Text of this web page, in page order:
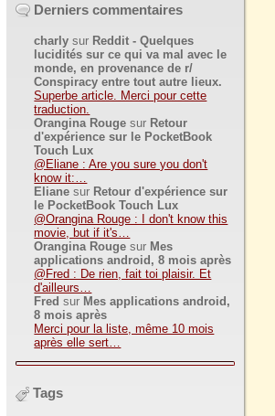
Derniers commentaires
charly sur Reddit - Quelques
lucidités sur ce qui va mal avec le
monde, en provenance de r/
Conspiracy entre tout autre lieux.
Superbe article. Merci pour cette
traduction.
Orangina Rouge sur Retour
d'expérience sur le PocketBook
Touch Lux
@Eliane : Are you sure you don't
know it:…
Eliane sur Retour d'expérience sur
le PocketBook Touch Lux
@Orangina Rouge : I don't know this
movie, but if it's…
Orangina Rouge sur Mes
applications android, 8 mois après
@Fred : De rien, fait toi plaisir. Et
d'ailleurs…
Fred sur Mes applications android,
8 mois après
Merci pour la liste, même 10 mois
après elle sert…
Tags